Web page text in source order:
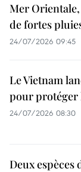
Mer Orientale,
de fortes
24/07/2026 09:45
Le Vietnam
pour protéger
24/07/2026 08:30
Deux espèces